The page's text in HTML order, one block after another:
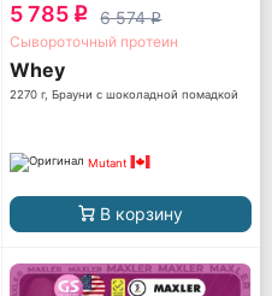
5 785 q 6 574q
Сывороточный протеин
Whey
2270 г, Брауни с шоколадной помадкой
Mutant
В корзину